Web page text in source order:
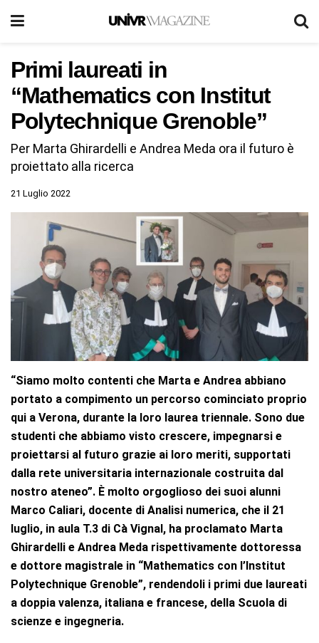
Primi laureati in
“Mathematics con Institut
Polytechnique Grenoble”
Per Marta Ghirardelli e Andrea Meda ora il futuro è
proiettato alla ricerca
21 Luglio 2022
“Siamo molto contenti che Marta e Andrea abbiano
portato a compimento un percorso cominciato proprio
qui a Verona, durante la loro laurea triennale. Sono due
studenti che abbiamo visto crescere, impegnarsi e
proiettarsi al futuro grazie ai loro meriti, supportati
dalla rete universitaria internazionale costruita dal
nostro ateneo”. È molto orgoglioso dei suoi alunni
Marco Caliari, docente di Analisi numerica, che il 21
luglio, in aula T.3 di Cà Vignal, ha proclamato Marta
Ghirardelli e Andrea Meda rispettivamente dottoressa
e dottore magistrale in “Mathematics con l’Institut
Polytechnique Grenoble”, rendendoli i primi due laureati
a doppia valenza, italiana e francese, della Scuola di
scienze e ingegneria.